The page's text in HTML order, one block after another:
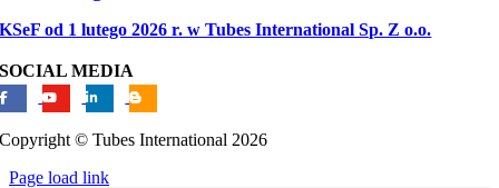
KSeF od 1 lutego 2026 r. w Tubes International Sp. Z o.o.
SOCIAL MEDIA
Copyright © Tubes International 2026
Page load link